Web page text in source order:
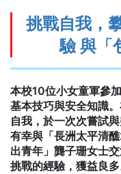
挑戰自我，
驗 與「
本校10位小女童軍參
基本技巧與安全知識
自我，於一次次嘗試
有幸與「長洲太平清
出青年」龔子珊女士
挑戰的經驗，獲益良多